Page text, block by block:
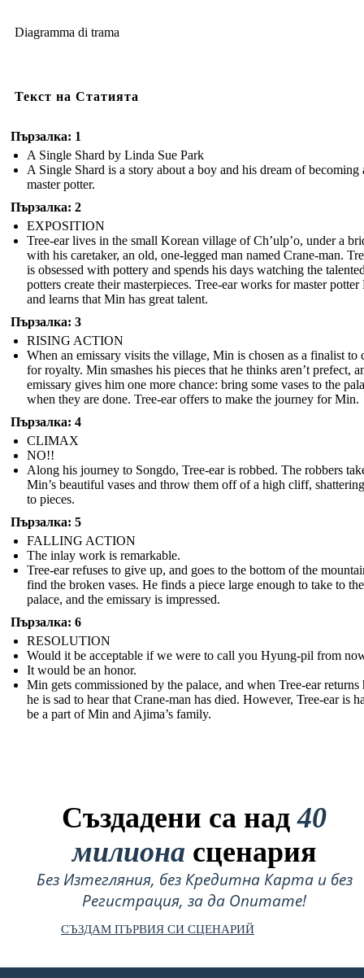
Diagramma di trama
Текст на Статията
Пързалка: 1
A Single Shard by Linda Sue Park
A Single Shard is a story about a boy and his dream of becoming
master potter.
Пързалка: 2
EXPOSITION
Tree-ear lives in the small Korean village of Ch’ulp’o, under a
with his caretaker, an old, one-legged man named Crane-man.
is obsessed with pottery and spends his days watching the
potters create their masterpieces. Tree-ear works for master
and learns that Min has great talent.
Пързалка: 3
RISING ACTION
When an emissary visits the village, Min is chosen as a finalist to
for royalty. Min smashes his pieces that he thinks aren’t prefect,
emissary gives him one more chance: bring some vases to the
when they are done. Tree-ear offers to make the journey for Min.
Пързалка: 4
CLIMAX
NO!!
Along his journey to Songdo, Tree-ear is robbed. The robbers
Min’s beautiful vases and throw them off of a high cliff,
to pieces.
Пързалка: 5
FALLING ACTION
The inlay work is remarkable.
Tree-ear refuses to give up, and goes to the bottom of the
find the broken vases. He finds a piece large enough to take to the
palace, and the emissary is impressed.
Пързалка: 6
RESOLUTION
Would it be acceptable if we were to call you Hyung-pil from
It would be an honor.
Min gets commissioned by the palace, and when Tree-ear returns
he is sad to hear that Crane-man has died. However, Tree-ear is
be a part of Min and Ajima’s family.
Създадени са над40
милиона сценария
Без Изтегляния, без Кредитна Карта и без
Регистрация, за да Опитате!
СЪЗДАМ ПЪРВИЯ СИ СЦЕНАРИЙ